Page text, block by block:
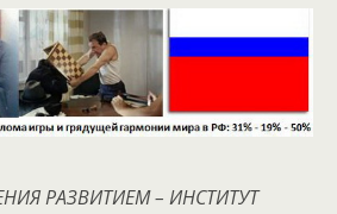
РАЗВИТИЕМ – ИНСТИТУТ